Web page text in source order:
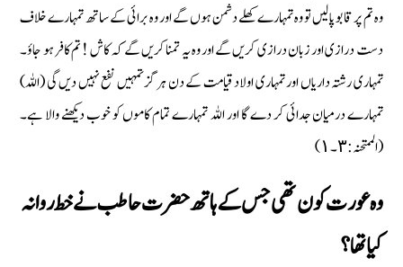
وہ تم پر قابو پالیں تو وہ تمہارے کھلے دشمن ہوں گے اور وہ برائی کے ساتھ تمہارے خلاف
دست درازی اور زبان درازی کریں گے اور وہ یہ تمنا کریں گے کہ کاش ! تم کافر ہو جاؤ۔
تمہاری رشتہ داریاں اور تمہاری اولاد قیامت کے دن ہرگز تمہیں نفع نہیں دیں گی (اللہ)
تمہارے درمیان جدائی کر دے گا اور اللہ تمہارے تمام کاموں کو خوب دیکھنے والا ہے۔
(الممتحنہ : ٣۔١)
وہ عورت کون تھی جس کے ہاتھ حضرت حاطب نے خط روانہ
کیا تھا ؟